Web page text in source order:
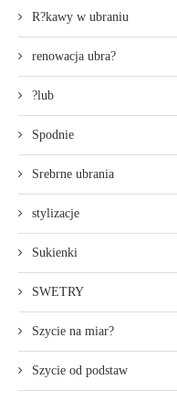
R?kawy w ubraniu
renowacja ubra?
?lub
Spodnie
Srebrne ubrania
stylizacje
Sukienki
SWETRY
Szycie na miar?
Szycie od podstaw